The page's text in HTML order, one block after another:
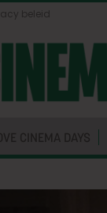
beleid
CINEMA DAYS